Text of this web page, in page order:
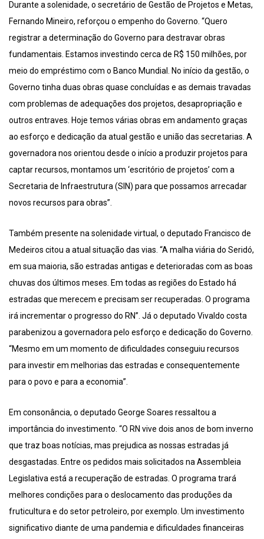
Durante a solenidade, o secretário de Gestão de Projetos e Metas,
Fernando Mineiro, reforçou o empenho do Governo. “Quero
registrar a determinação do Governo para destravar obras
fundamentais. Estamos investindo cerca de R$ 150 milhões, por
meio do empréstimo com o Banco Mundial. No início da gestão, o
Governo tinha duas obras quase concluídas e as demais travadas
com problemas de adequações dos projetos, desapropriação e
outros entraves. Hoje temos várias obras em andamento graças
ao esforço e dedicação da atual gestão e união das secretarias. A
governadora nos orientou desde o início a produzir projetos para
captar recursos, montamos um ‘escritório de projetos’ com a
Secretaria de Infraestrutura (SIN) para que possamos arrecadar
novos recursos para obras”.
Também presente na solenidade virtual, o deputado Francisco de
Medeiros citou a atual situação das vias. “A malha viária do Seridó,
em sua maioria, são estradas antigas e deterioradas com as boas
chuvas dos últimos meses. Em todas as regiões do Estado há
estradas que merecem e precisam ser recuperadas. O programa
irá incrementar o progresso do RN”. Já o deputado Vivaldo costa
parabenizou a governadora pelo esforço e dedicação do Governo.
“Mesmo em um momento de dificuldades conseguiu recursos
para investir em melhorias das estradas e consequentemente
para o povo e para a economia”.
Em consonância, o deputado George Soares ressaltou a
importância do investimento. “O RN vive dois anos de bom inverno
que traz boas notícias, mas prejudica as nossas estradas já
desgastadas. Entre os pedidos mais solicitados na Assembleia
Legislativa está a recuperação de estradas. O programa trará
melhores condições para o deslocamento das produções da
fruticultura e do setor petroleiro, por exemplo. Um investimento
significativo diante de uma pandemia e dificuldades financeiras